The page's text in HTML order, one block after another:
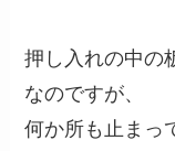
押し入れの中の
なのですが、
何か所も止まっ